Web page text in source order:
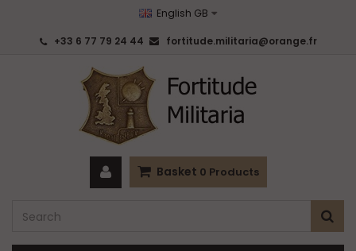
English GB
+33 6 77 79 24 44 fortitude.militaria@orange.fr
Basket 0 Products